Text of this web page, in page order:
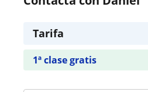
Tarifa
1ª clase gratis